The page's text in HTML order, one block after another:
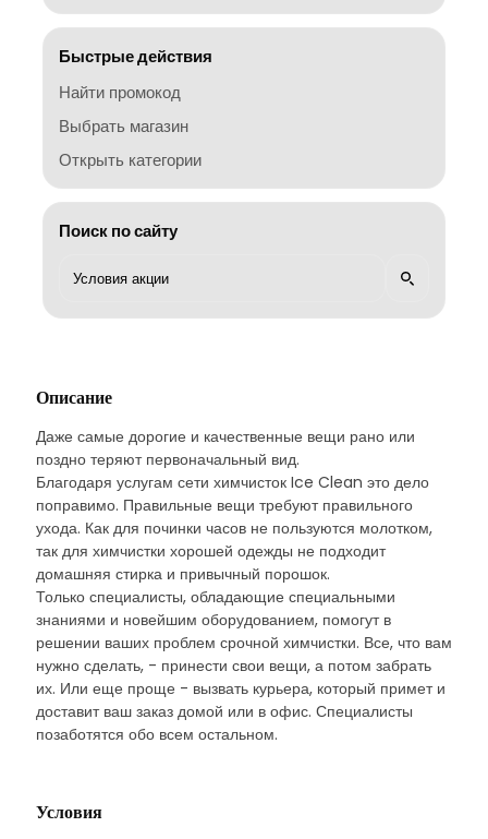
Быстрые действия
Найти промокод
Выбрать магазин
Открыть категории
Поиск по сайту
Описание
Даже самые дорогие и качественные вещи рано или
поздно теряют первоначальный вид.
Благодаря услугам сети химчисток Ice Clean это дело
поправимо. Правильные вещи требуют правильного
ухода. Как для починки часов не пользуются молотком,
так для химчистки хорошей одежды не подходит
домашняя стирка и привычный порошок.
Только специалисты, обладающие специальными
знаниями и новейшим оборудованием, помогут в
решении ваших проблем срочной химчистки. Все, что вам
нужно сделать, - принести свои вещи, а потом забрать
их. Или еще проще - вызвать курьера, который примет и
доставит ваш заказ домой или в офис. Специалисты
позаботятся обо всем остальном.
Условия